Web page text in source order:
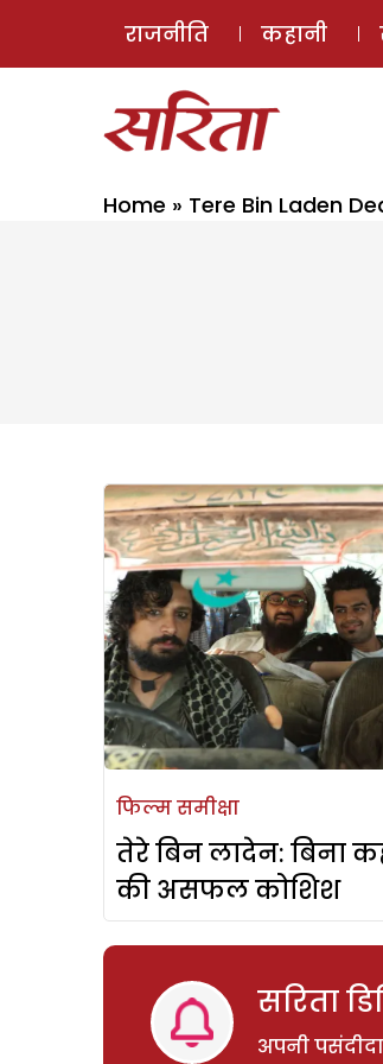
राजनीति कहानी
Home » Tere Bin Laden
फिल्म समीक्षा
तेरे बिन लादेन: बिना
की असफल कोशिश
सरिता
अपनी